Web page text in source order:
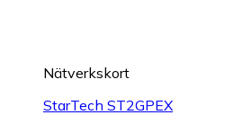
Nätverkskort
StarTech ST2GPEX